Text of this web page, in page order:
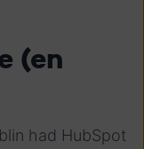
(en
had HubSpot